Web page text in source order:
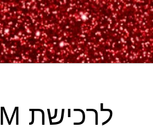
לרכישת VIVA GLAM